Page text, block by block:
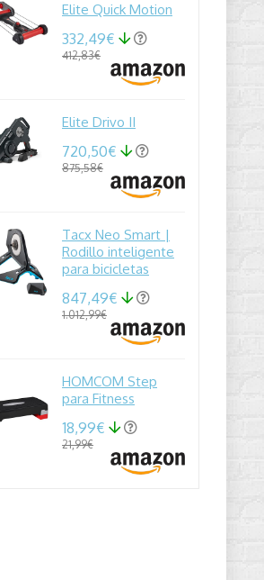
Elite Quick Motion
332,49€
412,83€
Elite Drivo II
720,50€
875,58€
Tacx Neo Smart |
Rodillo inteligente
para bicicletas
847,49€
1.012,99€
HOMCOM Step
para Fitness
18,99€
21,99€